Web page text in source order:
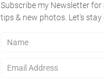
Subscribe my Newsletter for
tips & new photos. Let's stay